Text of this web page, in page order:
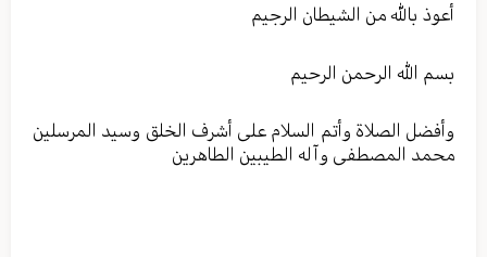
أعوذ بالله من الشیطان الرجیم
بسم الله الرحمن الرحیم
وأفضل الصلاة وأتم السلام علی أشرف الخلق وسید المرسلین
محمد المصطفی وآله الطیبین الطاهرین